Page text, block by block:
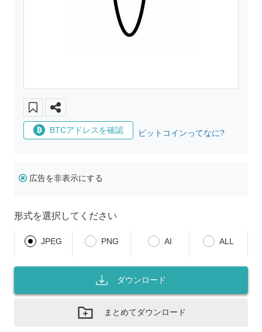
BTCアドレスを確認 ビットコインってなに?
広告を非表示にする
形式を選択してください
JPEG PNG AI ALL
ダウンロード
まとめてダウンロード